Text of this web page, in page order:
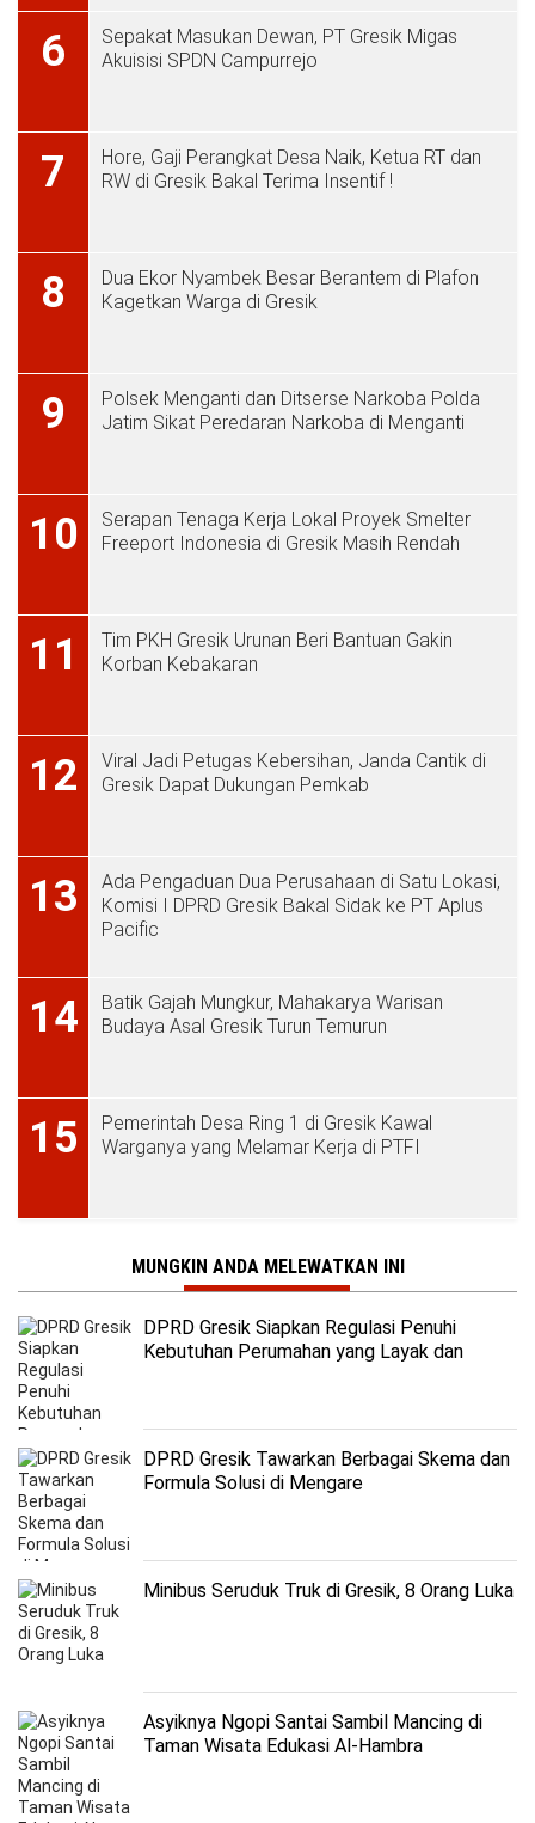
6
Sepakat Masukan Dewan, PT Gresik Migas
Akuisisi SPDN Campurrejo
7
Hore, Gaji Perangkat Desa Naik, Ketua RT dan
RW di Gresik Bakal Terima Insentif !
8
Dua Ekor Nyambek Besar Berantem di Plafon
Kagetkan Warga di Gresik
9
Polsek Menganti dan Ditserse Narkoba Polda
Jatim Sikat Peredaran Narkoba di Menganti
10
Serapan Tenaga Kerja Lokal Proyek Smelter
Freeport Indonesia di Gresik Masih Rendah
11
Tim PKH Gresik Urunan Beri Bantuan Gakin
Korban Kebakaran
12
Viral Jadi Petugas Kebersihan, Janda Cantik di
Gresik Dapat Dukungan Pemkab
13
Ada Pengaduan Dua Perusahaan di Satu Lokasi,
Komisi I DPRD Gresik Bakal Sidak ke PT Aplus
Pacific
14
Batik Gajah Mungkur, Mahakarya Warisan
Budaya Asal Gresik Turun Temurun
15
Pemerintah Desa Ring 1 di Gresik Kawal
Warganya yang Melamar Kerja di PTFI
MUNGKIN ANDA MELEWATKAN INI
DPRD Gresik Siapkan Regulasi Penuhi
Kebutuhan Perumahan yang Layak dan
DPRD Gresik Tawarkan Berbagai Skema dan
Formula Solusi di Mengare
Minibus Seruduk Truk di Gresik, 8 Orang Luka
Asyiknya Ngopi Santai Sambil Mancing di
Taman Wisata Edukasi Al-Hambra